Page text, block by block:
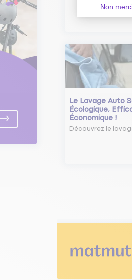
Le Lavage Auto
Écologique,
Économique !
Découvrez le
Non